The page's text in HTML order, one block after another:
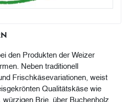
den Produkten der Weizer
Neben traditionell
Frischkäsevariationen, weist
Qualitätskäse wie
würzigen Brie, über Buchenholz